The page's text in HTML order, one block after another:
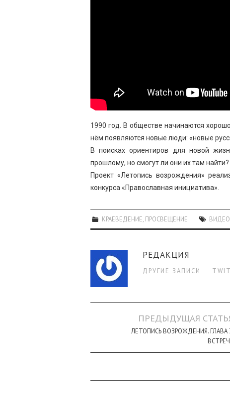
1990 год. В обществе начинаются
нём появляются новые люди: «новые
В поисках ориентиров для новой
прошлому, но смогут ли они их там найти?
Проект «Летопись возрождения»
конкурса «Православная инициатива».
КРАЕВЕДЕНИЕ ПРОСВЕЩЕНИЕ ВИДЕО
РЕДАКЦИЯ
ДРУГИЕ ЗАПИСИ
НавигацияПРЕДЫДУЩАЯ
ЛЕТОПИСЬ ВОЗРОЖДЕНИЯ. ГЛАВА